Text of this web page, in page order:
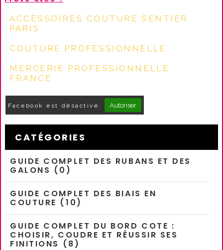
ACCESSOIRES COUTURE SENTIER
PARIS
COUTURE PROFESSIONNELLE
MERCERIE PROFESSIONNELLE
FRANCE
Facebook est désactivé. Autoriser
CATÉGORIES
GUIDE COMPLET DES RUBANS ET DES
GALONS (0)
GUIDE COMPLET DES BIAIS EN
COUTURE (10)
GUIDE COMPLET DU BORD COTE :
CHOISIR, COUDRE ET RÉUSSIR SES
FINITIONS (8)